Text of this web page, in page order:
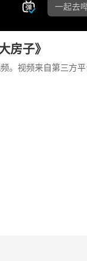
房子》
。视频来自第三方